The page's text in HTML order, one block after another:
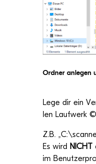
Ord­ner anle­gen
Lege dir ein
len Lauf­werk
Z.B. „C:\
Es wird NICHT
im